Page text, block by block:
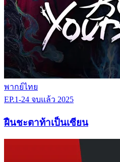
พากย์ไทย
EP.1-24 จบแล้ว 2025
ฝืนชะตาท้าเป็นเซียน